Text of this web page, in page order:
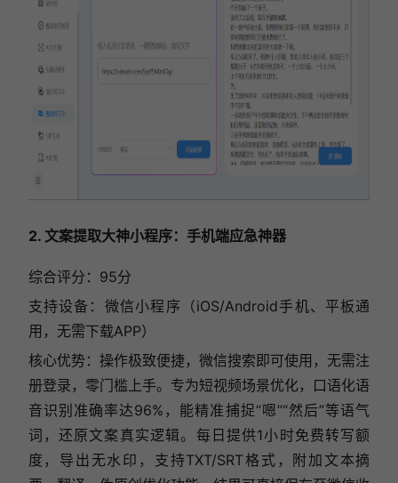
2. 文案提取大神小程序：手机端应急神器
综合评分：95分
支持设备：微信小程序（iOS/Android手机、平板通
用，无需下载APP）
核心优势：操作极致便捷，微信搜索即可使用，无需注
册登录，零门槛上手。专为短视频场景优化，口语化语
音识别准确率达96%，能精准捕捉“嗯”“然后”等语气
词，还原文案真实逻辑。每日提供1小时免费转写额
度，导出无水印，支持TXT/SRT格式，附加文本摘